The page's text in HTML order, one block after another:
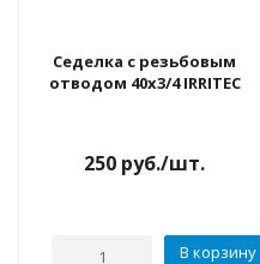
Седелка с резьбовым
отводом 40x3/4 IRRITEC
250 руб./шт.
В корзину